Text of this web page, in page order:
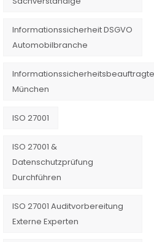
Informationssicherheit DSGVO
Automobilbranche
München
ISO 27001
ISO 27001 &
Datenschutzprüfung
Durchführen
ISO 27001 Auditvorbereitung
Externe Experten